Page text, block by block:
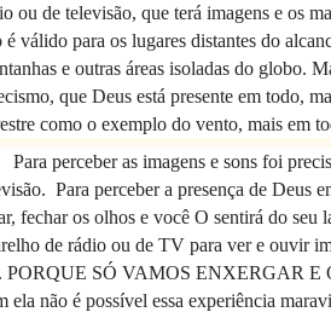
ou de televisão, que terá imagens e os
é válido para os lugares distantes do
e outras áreas isoladas do globo.
que Deus está presente em todo,
como o exemplo do vento, mais em
Para perceber as imagens e sons foi
Para perceber a presença de Deus
fechar os olhos e você O sentirá do seu
de rádio ou de TV para ver e ouvir
PORQUE SÓ VAMOS ENXERGAR
ela não é possível essa experiência